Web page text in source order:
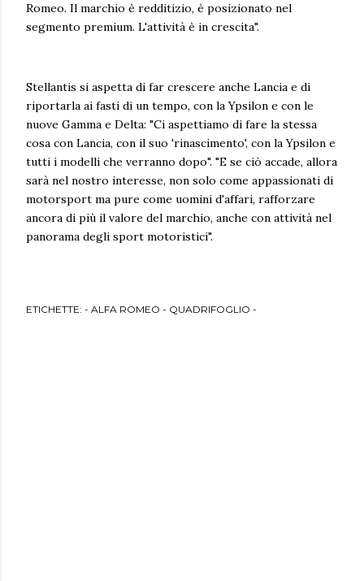
Romeo. Il marchio è redditizio, è posizionato nel
segmento premium. L'attività è in crescita".
Stellantis si aspetta di far crescere anche Lancia e di
riportarla ai fasti di un tempo, con la Ypsilon e con le
nuove Gamma e Delta: "Ci aspettiamo di fare la stessa
cosa con Lancia, con il suo 'rinascimento', con la Ypsilon e
tutti i modelli che verranno dopo". "E se ciò accade, allora
sarà nel nostro interesse, non solo come appassionati di
motorsport ma pure come uomini d'affari, rafforzare
ancora di più il valore del marchio, anche con attività nel
panorama degli sport motoristici".
ETICHETTE: - ALFA ROMEO - QUADRIFOGLIO -